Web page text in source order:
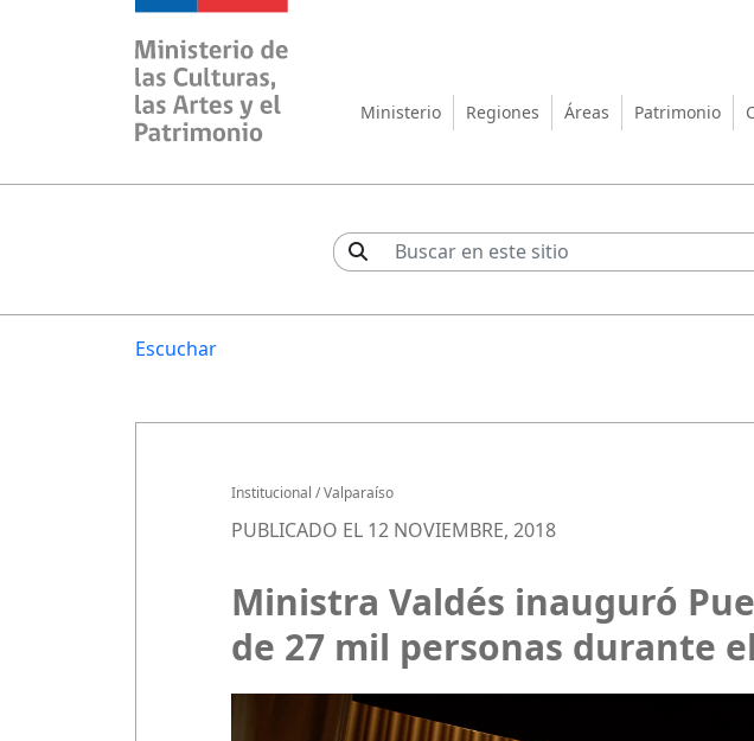
Ministerio de las Culturas, las
Ministerio Regiones Áreas Patrimonio
Escuchar
Institucional /Valparaíso
PUBLICADO EL 12 NOVIEMBRE, 2018
Ministra Valdés inauguró
de 27 mil personas durante